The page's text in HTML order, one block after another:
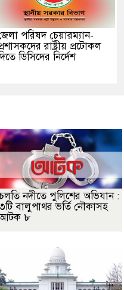
পরিষদ চেয়ারম্যান-
রাষ্ট্রীয় প্রটোকল
ডিসিদের নির্দেশ
নদীতে পুলিশের অভিযান :
বালুপাথর ভর্তি নৌকাসহ
৮